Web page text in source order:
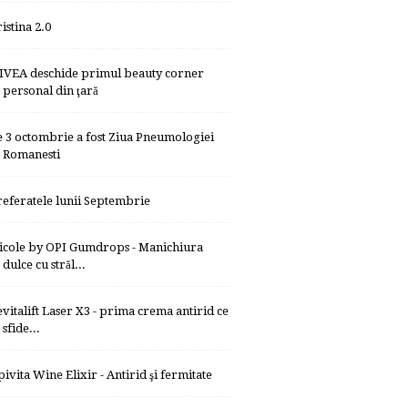
2.0
deschide primul beauty corner
personal din ţară
3 octombrie a fost Ziua Pneumologiei
Romanesti
lunii Septembrie
by OPI Gumdrops - Manichiura
dulce cu străl...
Laser X3 - prima crema antirid ce
sfide...
Wine Elixir - Antirid şi fermitate